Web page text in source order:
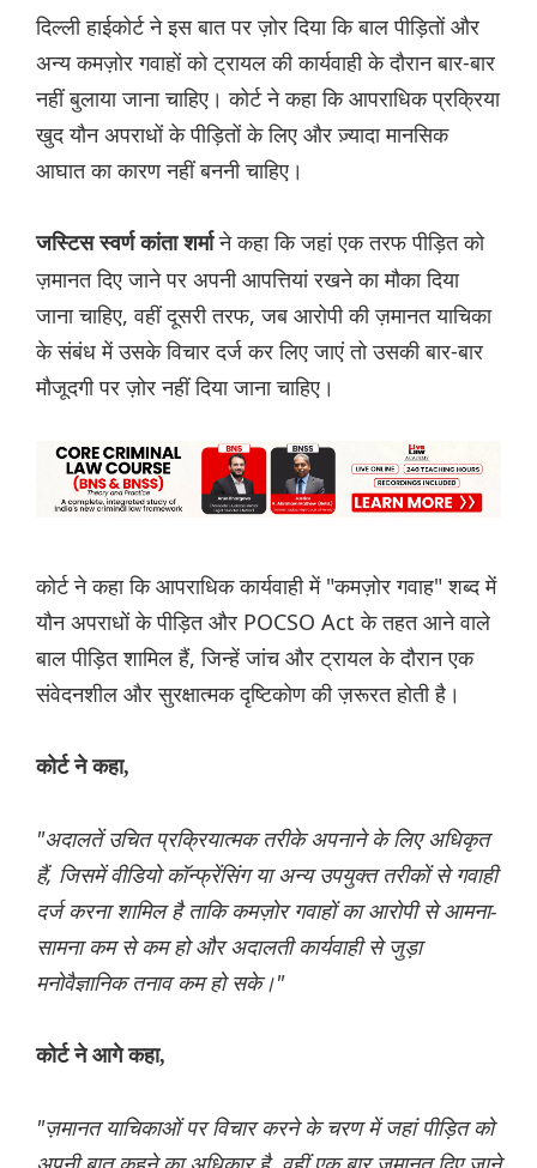
दिल्ली हाईकोर्ट ने इस बात पर ज़ोर दिया कि बाल पीड़ितों और
अन्य कमज़ोर गवाहों को ट्रायल की कार्यवाही के दौरान बार-बार
नहीं बुलाया जाना चाहिए। कोर्ट ने कहा कि आपराधिक प्रक्रिया
खुद यौन अपराधों के पीड़ितों के लिए और ज़्यादा मानसिक
आघात का कारण नहीं बननी चाहिए।
जस्टिस स्वर्ण कांता शर्माने कहा कि जहां एक तरफ पीड़ित को
ज़मानत दिए जाने पर अपनी आपत्तियां रखने का मौका दिया
जाना चाहिए, वहीं दूसरी तरफ, जब आरोपी की ज़मानत याचिका
के संबंध में उसके विचार दर्ज कर लिए जाएं तो उसकी बार-बार
मौजूदगी पर ज़ोर नहीं दिया जाना चाहिए।
कोर्ट ने कहा कि आपराधिक कार्यवाही में "कमज़ोर गवाह" शब्द में
यौन अपराधों के पीड़ित और POCSO Act के तहत आने वाले
बाल पीड़ित शामिल हैं, जिन्हें जांच और ट्रायल के दौरान एक
संवेदनशील और सुरक्षात्मक दृष्टिकोण की ज़रूरत होती है।
कोर्ट ने कहा,
"अदालतें उचित प्रक्रियात्मक तरीके अपनाने के लिए अधिकृत
हैं, जिसमें वीडियो कॉन्फ्रेंसिंग या अन्य उपयुक्त तरीकों से गवाही
दर्ज करना शामिल है ताकि कमज़ोर गवाहों का आरोपी से आमना-
सामना कम से कम हो और अदालती कार्यवाही से जुड़ा
मनोवैज्ञानिक तनाव कम हो सके।"
कोर्ट ने आगे कहा,
"ज़मानत याचिकाओं पर विचार करने के चरण में जहां पीड़ित को